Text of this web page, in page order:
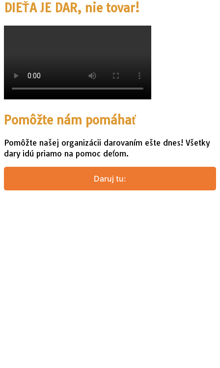
DIEŤA JE DAR, nie tovar!
Pomôžte nám pomáhať
Pomôžte našej organizácii darovaním ešte dnes! Všetky
dary idú priamo na pomoc deťom.
Daruj tu: